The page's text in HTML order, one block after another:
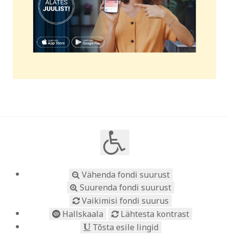
Vähenda fondi suurust
Suurenda fondi suurust
Vaikimisi fondi suurus
Hallskaala
Lähtesta kontrast
Tõsta esile lingid